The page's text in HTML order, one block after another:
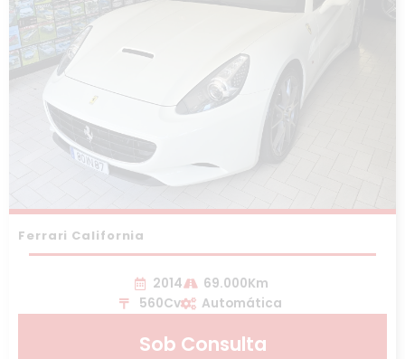
Ferrari California
2014
69.000Km
560Cv
Automática
Sob Consulta